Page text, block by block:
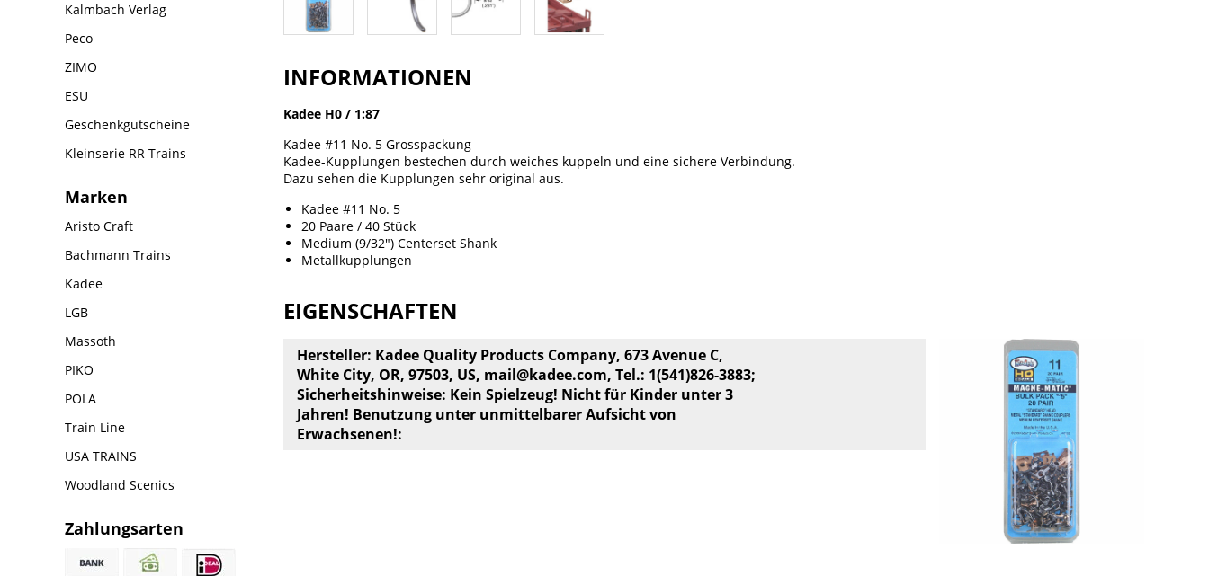
Kalmbach Verlag
Peco
ZIMO
ESU
Geschenkgutscheine
Kleinserie RR Trains
Marken
Aristo Craft
Bachmann Trains
Kadee
LGB
Massoth
PIKO
POLA
Train Line
USA TRAINS
Woodland Scenics
Zahlungsarten
INFORMATIONEN
Kadee H0 / 1:87
Kadee #11 No. 5 Grosspackung
Kadee-Kupplungen bestechen durch weiches kuppeln und eine sichere Verbindung.
Dazu sehen die Kupplungen sehr original aus.
Kadee #11 No. 5
20 Paare / 40 Stück
Medium (9/32") Centerset Shank
Metallkupplungen
EIGENSCHAFTEN
Hersteller: Kadee Quality Products Company, 673 Avenue C,
White City, OR, 97503, US, mail@kadee.com, Tel.: 1(541)826-3883;
Sicherheitshinweise: Kein Spielzeug! Nicht für Kinder unter 3
Jahren! Benutzung unter unmittelbarer Aufsicht von
Erwachsenen!: